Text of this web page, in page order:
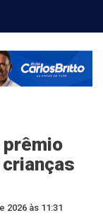
prêmio
2026 às 11:31